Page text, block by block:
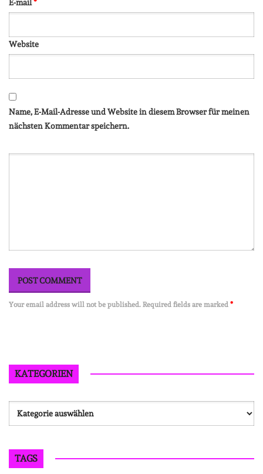
E-mail*
Website
Name, E-Mail-Adresse und Website in diesem Browser für meinen
nächsten Kommentar speichern.
Your email address will not be published. Required fields are marked *
KATEGORIEN
Kategorien
TAGS